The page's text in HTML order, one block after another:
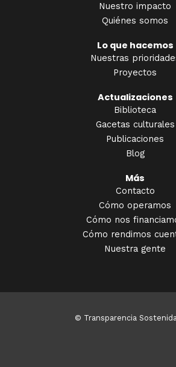
Nuestro impacto
Quiénes somos
Lo que hacemos
Nuestras
Proyectos
Actualizaciones
Biblioteca
Gacetas culturales
Publicaciones
Blog
Más
Contacto
Cómo operamos
Cómo nos
Cómo rendimos
Nuestra gente
© Transparencia